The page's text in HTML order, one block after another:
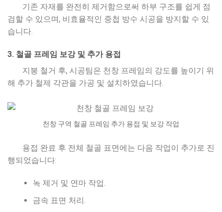
기존 자재를 완전히 제거함으로써 하부 구조를 쉽게 점
검할 수 있으며, 비효율적인 중첩 방수 시공을 방지할 수 있
습니다.
3. 철골 프레임 보강 및 추가 용접
지붕 철거 후, 시공팀은 천창 프레임의 강도를 높이기 위
해 추가 철제 각관을 가공 및 설치하였습니다.
천창 구역 철골 프레임 추가 용접 및 보강 작업
용접 완료 후 전체 철골 표면에는 다음 작업이 추가로 진
행되었습니다:
녹 제거 및 연마 작업.
금속 표면 처리.